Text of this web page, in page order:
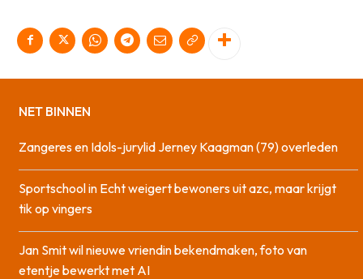
NET BINNEN
Zangeres en Idols-jurylid Jerney Kaagman (79) overleden
Sportschool in Echt weigert bewoners uit azc, maar krijgt
tik op vingers
Jan Smit wil nieuwe vriendin bekendmaken, foto van
etentje bewerkt met AI